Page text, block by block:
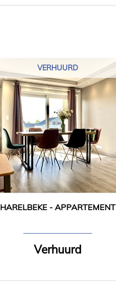
VERHUURD
60 m² 1
HARELBEKE - APPARTEMENT
Verhuurd